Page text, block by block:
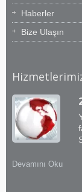
Haberler
Bize Ulaşın
Devamını Oku